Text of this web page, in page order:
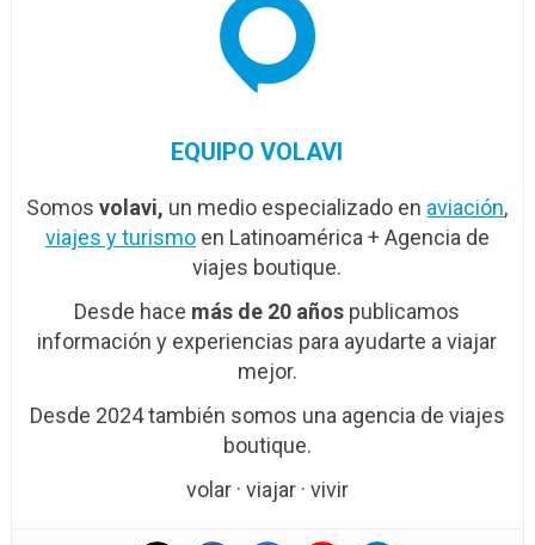
EQUIPO VOLAVI
Somosvolavi, un medio especializado en aviación,
viajes y turismoen Latinoamérica + Agencia de
viajes boutique.
Desde hace más de 20 años publicamos
información y experiencias para ayudarte a viajar
mejor.
Desde 2024 también somos una agencia de viajes
boutique.
volar · viajar · vivir